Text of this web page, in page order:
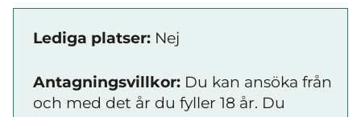
Lediga platser: Nej
Antagningsvillkor: Du kan ansöka från
och med det år du fyller 18 år. Du